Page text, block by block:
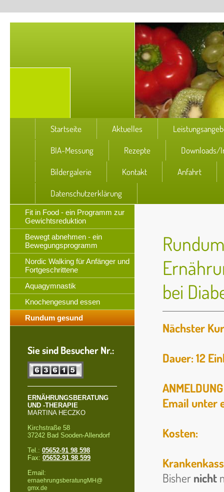
Startseite Aktuelles
BIA-Messung Rezepte Downloads/
Bildergalerie Kontakt Anfahrt
Datenschutzerklärung
Fit in Food - ein Programm zur
Gewichtsreduktion
Bewegt abnehmen - ein
Bewegungsprogramm
Nordic Walking für Anfänger und
Fortgeschrittene
Aquagymnastik
Knochengesund essen
Rundum gesund
Sie sind Besucher Nr.:
ERNÄHRUNGSBERATUNG
UND -THERAPIE
MARTINA HECZKO
Kirchstraße 58
37242 Bad Sooden-Allendorf
Tel.: 05652-91 98 598
Fax: 05652-91 98 599
Email:
ernaehrungsberatungMH@
gmx.de
bei
Nächster
Dauer: 12
Email unter
Kosten:
Bisher nicht